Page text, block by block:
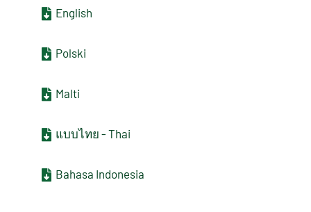
English
Polski
Malti
แบบไทย - Thai
Bahasa Indonesia